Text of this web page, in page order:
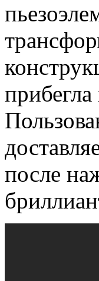
после